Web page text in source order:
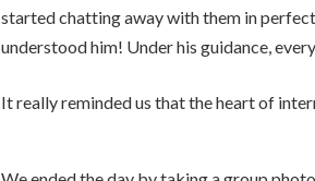
started chatting away with them in
understood him! Under his guidance,
It really reminded us that the heart of